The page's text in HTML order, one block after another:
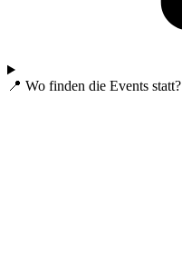
📍 Wo finden die Events statt?